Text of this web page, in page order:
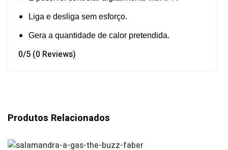
Liga e desliga sem esforço.
Gera a quantidade de calor pretendida.
0/5 (0 Reviews)
Produtos Relacionados